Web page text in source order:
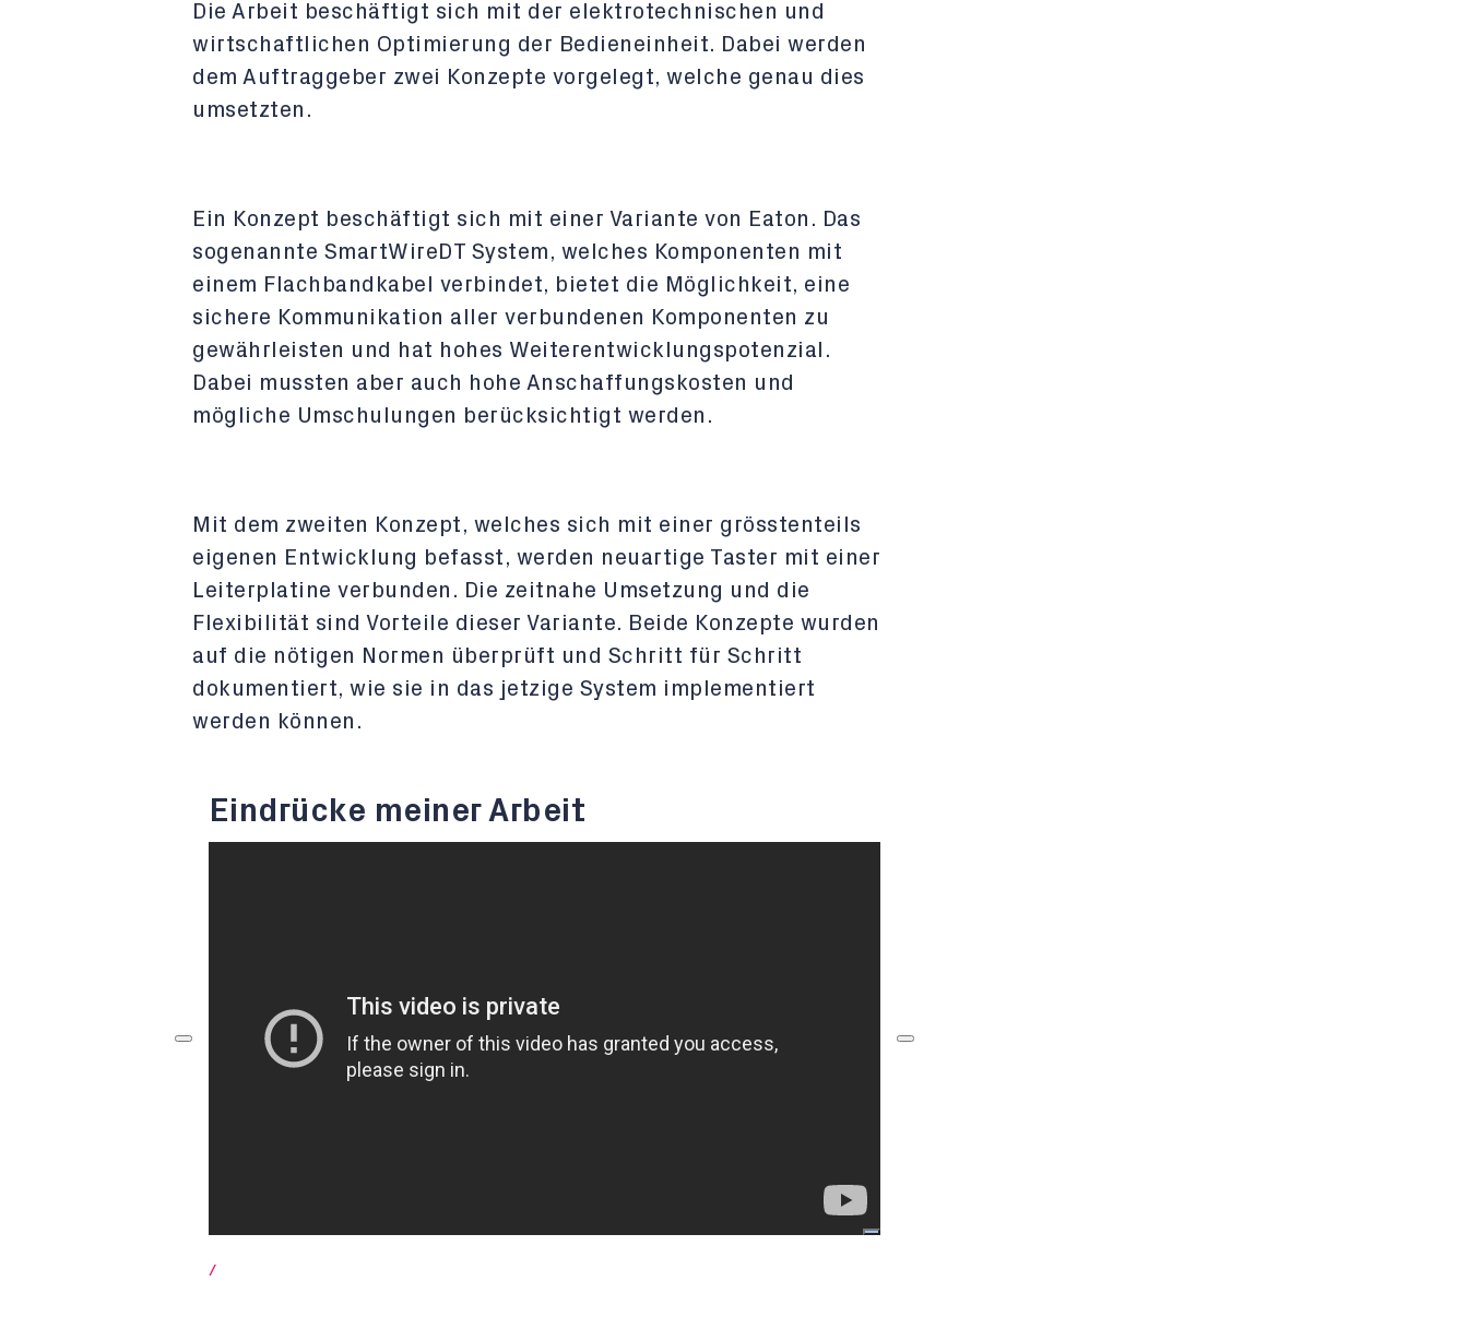
Die Arbeit beschäftigt sich mit der elektrotechnischen und
wirtschaftlichen Optimierung der Bedieneinheit. Dabei werden
dem Auftraggeber zwei Konzepte vorgelegt, welche genau dies
umsetzten.
Ein Konzept beschäftigt sich mit einer Variante von Eaton. Das
sogenannte SmartWireDT System, welches Komponenten mit
einem Flachbandkabel verbindet, bietet die Möglichkeit, eine
sichere Kommunikation aller verbundenen Komponenten zu
gewährleisten und hat hohes Weiterentwicklungspotenzial.
Dabei mussten aber auch hohe Anschaffungskosten und
mögliche Umschulungen berücksichtigt werden.
Mit dem zweiten Konzept, welches sich mit einer grösstenteils
eigenen Entwicklung befasst, werden neuartige Taster mit einer
Leiterplatine verbunden. Die zeitnahe Umsetzung und die
Flexibilität sind Vorteile dieser Variante. Beide Konzepte wurden
auf die nötigen Normen überprüft und Schritt für Schritt
dokumentiert, wie sie in das jetzige System implementiert
werden können.
Eindrücke meiner Arbeit
/